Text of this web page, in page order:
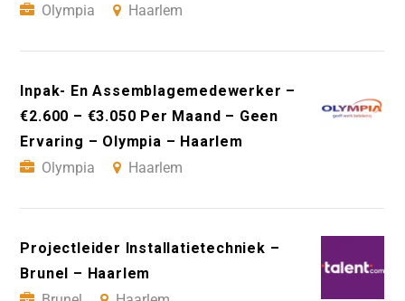
Olympia
Haarlem
Inpak- En Assemblagemedewerker –
€2.600 – €3.050 Per Maand – Geen
Ervaring – Olympia – Haarlem
Olympia
Haarlem
Projectleider Installatietechniek –
Brunel – Haarlem